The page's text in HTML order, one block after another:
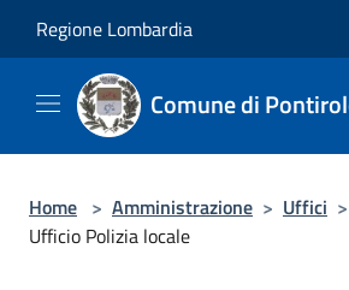
Regione Lombardia
Comune di
Home > Amministrazione > Uffici >
Ufficio Polizia locale